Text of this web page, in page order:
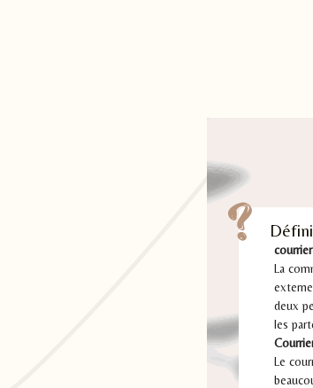
La
deux
les
Le